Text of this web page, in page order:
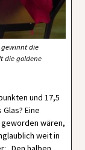
gewinnt die
die goldene
und 17,5
Eine
wären,
weit in